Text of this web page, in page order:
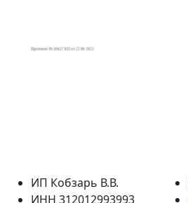
ИП Кобзарь В.В.
ИНН 312012993993